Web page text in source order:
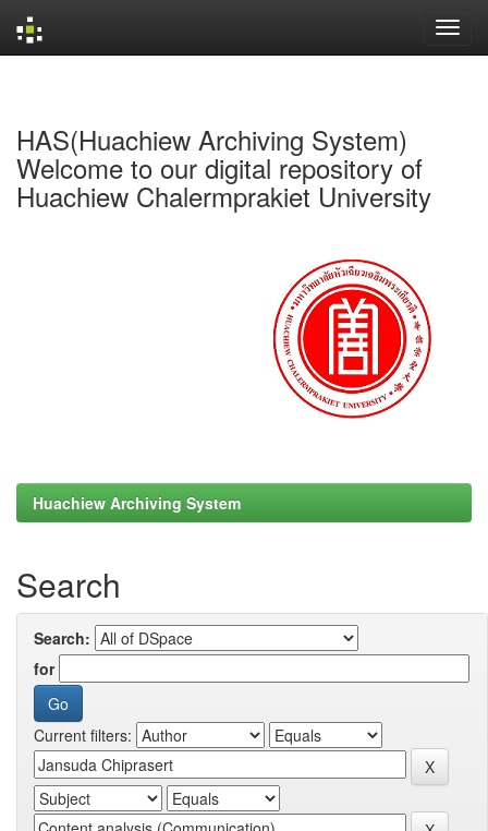
HAS(Huachiew Archiving System)
Welcome to our digital repository of
Huachiew Chalermprakiet University
Huachiew Archiving System
Search
Search:
for
Current filters: